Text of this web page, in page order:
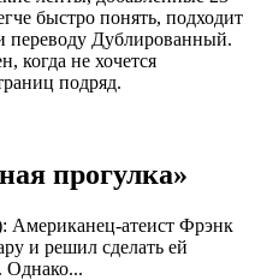
быстро понять, подходит
переводу Дублированный.
когда не хочется
подряд.
прогулка»
Американец-атеист Фрэнк
и решил сделать ей
Однако...